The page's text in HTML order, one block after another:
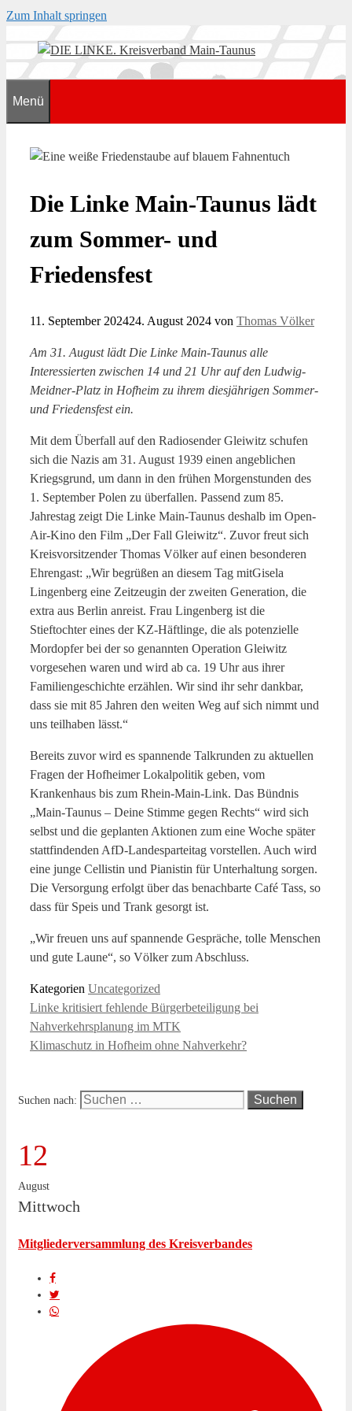
Zum Inhalt springen
Menü
Die Linke Main-Taunus lädt
zum Sommer- und
Friedensfest
11. September 202424. August 2024 von Thomas Völker
Am 31. August lädt Die Linke Main-Taunus alle
Interessierten zwischen 14 und 21 Uhr auf den Ludwig-
Meidner-Platz in Hofheim zu ihrem diesjährigen Sommer-
und Friedensfest ein.
Mit dem Überfall auf den Radiosender Gleiwitz schufen
sich die Nazis am 31. August 1939 einen angeblichen
Kriegsgrund, um dann in den frühen Morgenstunden des
1. September Polen zu überfallen. Passend zum 85.
Jahrestag zeigt Die Linke Main-Taunus deshalb im Open-
Air-Kino den Film „Der Fall Gleiwitz“. Zuvor freut sich
Kreisvorsitzender Thomas Völker auf einen besonderen
Ehrengast: „Wir begrüßen an diesem Tag mitGisela
Lingenberg eine Zeitzeugin der zweiten Generation, die
extra aus Berlin anreist. Frau Lingenberg ist die
Stieftochter eines der KZ-Häftlinge, die als potenzielle
Mordopfer bei der so genannten Operation Gleiwitz
vorgesehen waren und wird ab ca. 19 Uhr aus ihrer
Familiengeschichte erzählen. Wir sind ihr sehr dankbar,
dass sie mit 85 Jahren den weiten Weg auf sich nimmt und
uns teilhaben lässt.“
Bereits zuvor wird es spannende Talkrunden zu aktuellen
Fragen der Hofheimer Lokalpolitik geben, vom
Krankenhaus bis zum Rhein-Main-Link. Das Bündnis
„Main-Taunus – Deine Stimme gegen Rechts“ wird sich
selbst und die geplanten Aktionen zum eine Woche später
stattfindenden AfD-Landesparteitag vorstellen. Auch wird
eine junge Cellistin und Pianistin für Unterhaltung sorgen.
Die Versorgung erfolgt über das benachbarte Café Tass, so
dass für Speis und Trank gesorgt ist.
„Wir freuen uns auf spannende Gespräche, tolle Menschen
und gute Laune“, so Völker zum Abschluss.
Kategorien Uncategorized
Linke kritisiert fehlende Bürgerbeteiligung bei
Nahverkehrsplanung im MTK
Klimaschutz in Hofheim ohne Nahverkehr?
Suchen nach:
12
August
Mittwoch
Mitgliederversammlung des Kreisverbandes